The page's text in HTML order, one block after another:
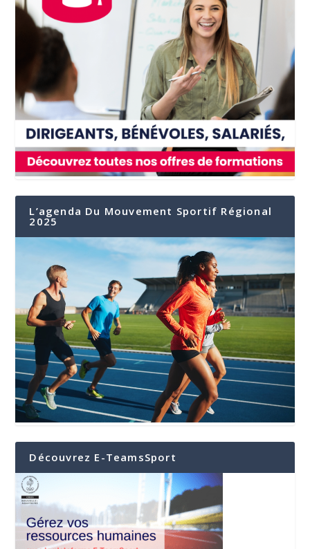
L’agenda Du Mouvement Sportif Régional
2025
Découvrez E-TeamsSport